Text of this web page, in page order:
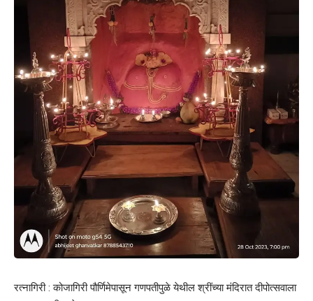
रत्नागिरी : कोजागिरी पौर्णिमेपासून गणपतीपुळे येथील श्रींच्या मंदिरात दीपोत्सवाला